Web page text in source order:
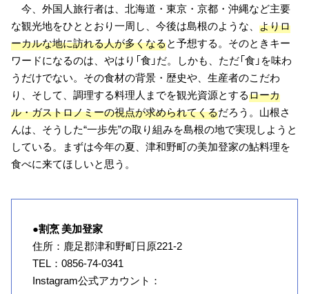
今、外国人旅行者は、北海道・東京・京都・沖縄など主要
な観光地をひととおり一周し、今後は島根のような、 よりロ
ーカルな地に訪れる人が多くなると予想する。そのときキー
ワードになるのは、やはり「食」だ。しかも、ただ「食」を味わ
うだけでない。その食材の背景・歴史や、生産者のこだわ
り、そして、調理する料理人までを観光資源とするローカ
ル・ガストロノミーの視点が求められてくるだろう。山根さ
んは、そうした“一歩先”の取り組みを島根の地で実現しようと
している。まずは今年の夏、津和野町の美加登家の鮎料理を
食べに来てほしいと思う。
●割烹 美加登家
住所：鹿足郡津和野町日原221-2
TEL：0856-74-0341
Instagram公式アカウント：